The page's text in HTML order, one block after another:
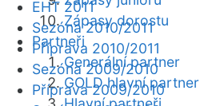
Zápasy dorostu
Partneři
Generální partner
GOLD hlavní partner
EHT 2011
Sezóna 2010/2011
Příprava 2010/2011
Sezóna 2009/2010
Příprava 2009/2010